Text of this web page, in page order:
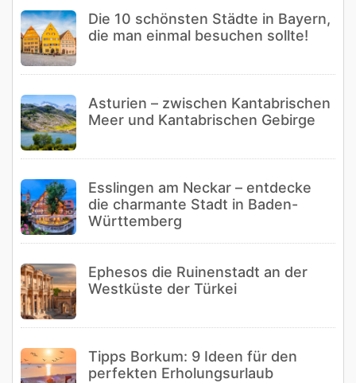
Die 10 schönsten Städte in Bayern,
die man einmal besuchen sollte!
Asturien – zwischen Kantabrischen
Meer und Kantabrischen Gebirge
Esslingen am Neckar – entdecke
die charmante Stadt in Baden-
Württemberg
Ephesos die Ruinenstadt an der
Westküste der Türkei
Tipps Borkum: 9 Ideen für den
perfekten Erholungsurlaub